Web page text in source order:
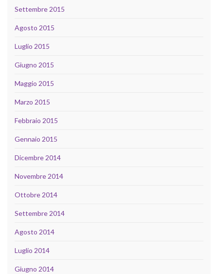
Settembre 2015
Agosto 2015
Luglio 2015
Giugno 2015
Maggio 2015
Marzo 2015
Febbraio 2015
Gennaio 2015
Dicembre 2014
Novembre 2014
Ottobre 2014
Settembre 2014
Agosto 2014
Luglio 2014
Giugno 2014